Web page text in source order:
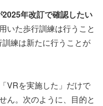
年改訂で確認したい
いた歩行訓練は行うこと
練は新たに行うことが
VRを実施した」だけで
ん。次のように、目的と